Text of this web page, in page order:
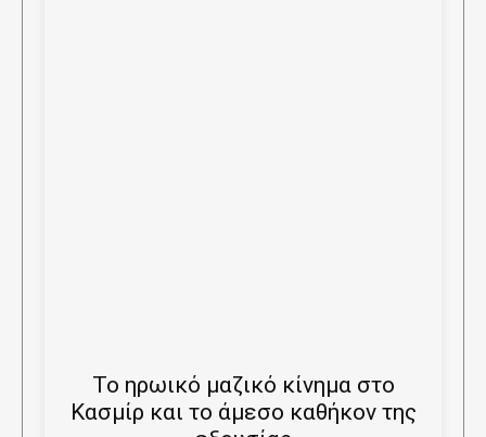
Το ηρωικό μαζικό κίνημα στο
Κασμίρ και το άμεσο καθήκον της